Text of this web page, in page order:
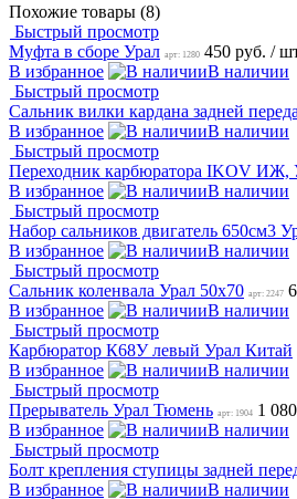
Похожие товары (8)
Быстрый просмотр
Муфта в сборе Урал арт: 1280 450 руб. /
В избранное
В наличии
Быстрый просмотр
Сальник вилки кардана задней
В избранное
В наличии
Быстрый просмотр
Переходник карбюратора IKOV ИЖ,
В избранное
В наличии
Быстрый просмотр
Набор сальников двигатель 650см3
В избранное
В наличии
Быстрый просмотр
Сальник коленвала Урал 50х70 арт: 2247
В избранное
В наличии
Быстрый просмотр
Карбюратор К68У левый Урал Китай
В избранное
В наличии
Быстрый просмотр
Прерыватель Урал Тюмень арт: 1904 1
В избранное
В наличии
Быстрый просмотр
Болт крепления ступицы задней
В избранное
В наличии